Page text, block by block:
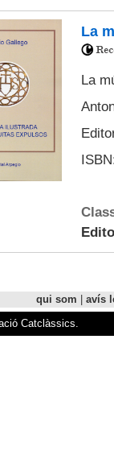
La
La
qui som
avís
Catclàssics.